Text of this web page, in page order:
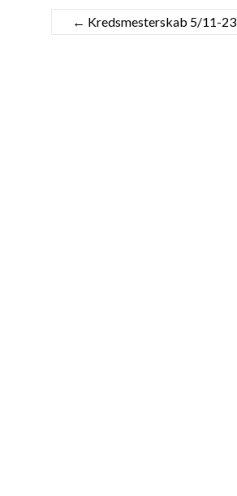
← Kredsmesterskab 5/11-23